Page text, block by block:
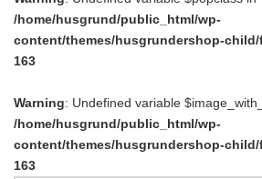
/home/husgrund/public_html/wp-
content/themes/husgrundershop-
163
Warning: Undefined variable
/home/husgrund/public_html/wp-
content/themes/husgrundershop-
163